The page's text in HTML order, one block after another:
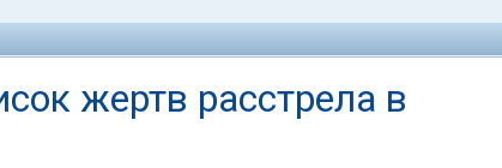
жертв расстрела в